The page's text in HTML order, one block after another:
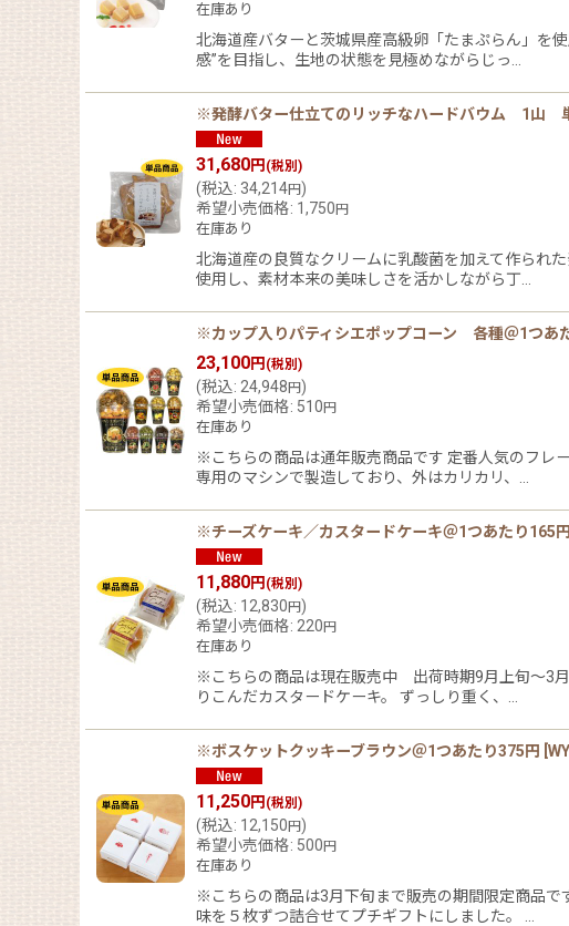
在庫あり
北海道産バターと茨城県産高級卵「たまぷらん」を
感”を目指し、生地の状態を見極めながらじっ…
※発酵バター仕立てのリッチなハードバウム 1
31,680円 (税別)
(税込: 34,214円 )
希望小売価格: 1,750 円
在庫あり
北海道産の良質なクリームに乳酸菌を加えて作られ
使用し、素材本来の美味しさを活かしながら丁…
※カップ入りパティシエポップコーン 各種＠1つあ
23,100円 (税別)
(税込: 24,948 円 )
希望小売価格: 510 円
在庫あり
※こちらの商品は通年販売商品です 定番人気のフレ
専用のマシンで製造しており、外はカリカリ、…
※チーズケーキ／カスタードケーキ＠1つあたり165円
11,880円 (税別)
(税込: 12,830 円 )
希望小売価格: 220 円
在庫あり
※こちらの商品は現在販売中 出荷時期9月上旬〜3月
りこんだカスタードケーキ。 ずっしり重く、…
※ボスケットクッキーブラウン＠1つあたり375円
11,250円 (税別)
(税込: 12,150円)
希望小売価格: 500円
在庫あり
※こちらの商品は3月下旬まで販売の期間限定商品で
味を５枚ずつ詰合せてプチギフトにしました。 …